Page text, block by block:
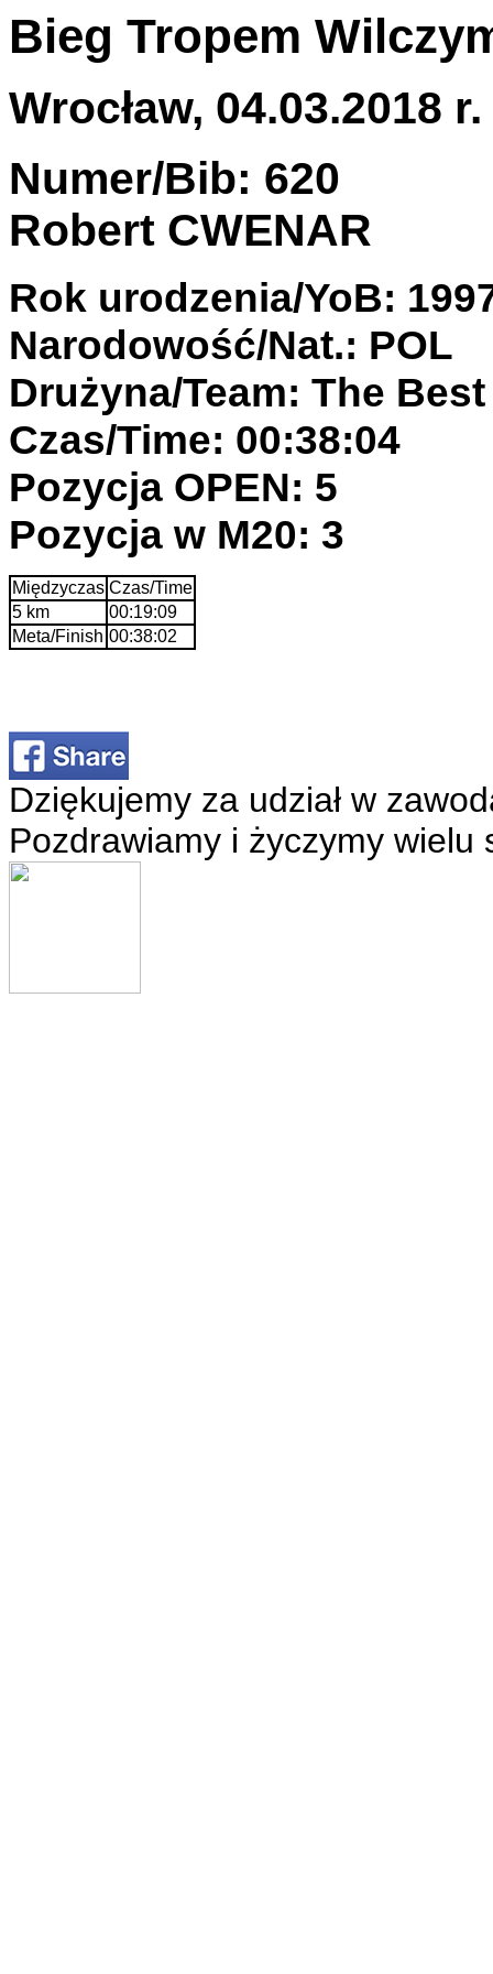
Bieg Tropem
Wrocław, 04.03.2018 r.
Numer/Bib: 620
Robert CWENAR
Rok urodzenia/YoB:
Narodowość/Nat.: POL
Drużyna/Team: The
Czas/Time: 00:38:04
Pozycja OPEN: 5
Pozycja w M20: 3
Międzyczas Czas/Time
5 km
00:19:09
Meta/Finish 00:38:02
Dziękujemy za udział w
Pozdrawiamy i życzymy wielu